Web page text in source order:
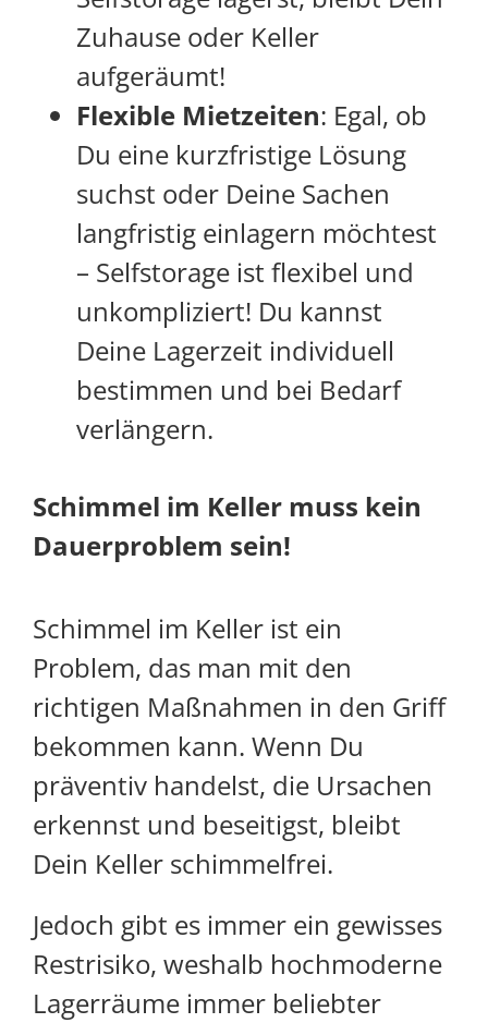
Zuhause oder Keller
aufgeräumt!
Flexible Mietzeiten: Egal, ob
Du eine kurzfristige Lösung
suchst oder Deine Sachen
langfristig einlagern möchtest
– Selfstorage ist flexibel und
unkompliziert! Du kannst
Deine Lagerzeit individuell
bestimmen und bei Bedarf
verlängern.
Schimmel im Keller muss kein
Dauerproblem sein!
Schimmel im Keller ist ein
Problem, das man mit den
richtigen Maßnahmen in den Griff
bekommen kann. Wenn Du
präventiv handelst, die Ursachen
erkennst und beseitigst, bleibt
Dein Keller schimmelfrei.
Jedoch gibt es immer ein gewisses
Restrisiko, weshalb hochmoderne
Lagerräume immer beliebter